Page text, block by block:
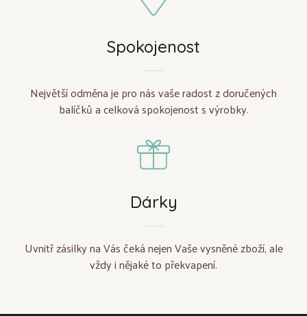
Spokojenost
Největší odměna je pro nás vaše radost z doručených
balíčků a celková spokojenost s výrobky.
Dárky
Uvnitř zásilky na Vás čeká nejen Vaše vysněné zboží, ale
vždy i nějaké to překvapení.